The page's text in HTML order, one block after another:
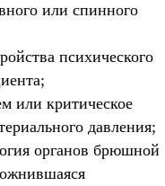
или спинного
психического
или критическое
давления;
органов брюшной